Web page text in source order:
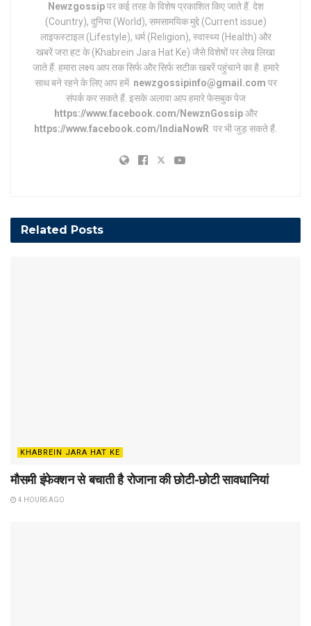
Newzgossipपर कई तरह के विशेष प्रकाशित किए जाते हैं. देश
(Country), दुनिया (World), समसामयिक मुद्दे (Current issue)
लाइफस्टाइल (Lifestyle), धर्म (Religion), स्वास्थ्य (Health) और
खबरें जरा हट के (Khabrein Jara Hat Ke) जैसे विशेषों पर लेख लिखा
जाते हैं. हमारा लक्ष्य आप तक सिर्फ और सिर्फ सटीक खबरें पहुंचाने का है. हमारे
साथ बने रहने के लिए आप हमें newzgossipinfo@gmail.com पर
संपर्क कर सकते हैं. इसके अलावा आप हमारे फेसबुक पेज
https://www.facebook.com/NewznGossipऔर
https://www.facebook.com/IndiaNowR पर भी जुड़ सकते हैं.
Related Posts
KHABREIN JARA HAT KE
मौसमी इंफेक्शन से बचाती है रोजाना की छोटी-छोटी सावधानियां
4 HOURS AGO